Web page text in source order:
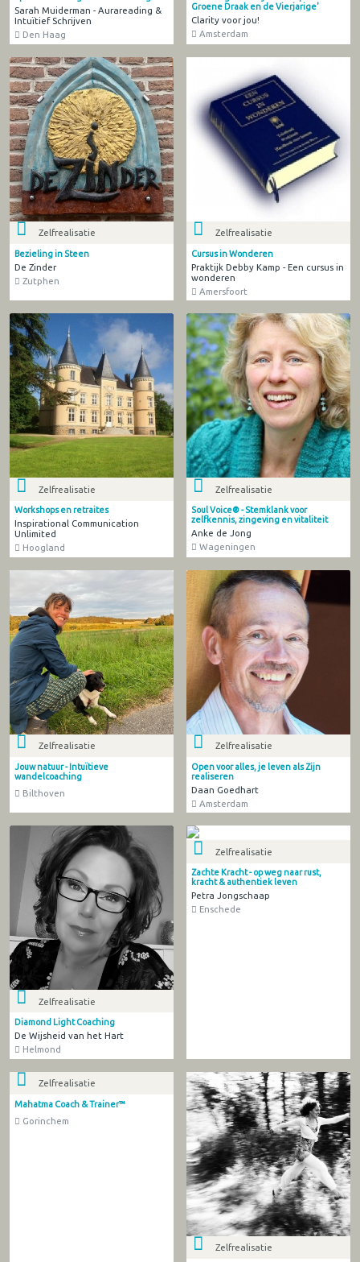
Sarah Muiderman - Aurareading &
Intuïtief Schrijven
Den Haag
Groene Draak en de Vierjarige'
Clarity voor jou!
Amsterdam
Zelfrealisatie
Bezieling in Steen
De Zinder
Zutphen
Zelfrealisatie
Cursus in Wonderen
Praktijk Debby Kamp - Een cursus in
wonderen
Amersfoort
Zelfrealisatie
Workshops en retraites
Inspirational Communication
Unlimited
Hoogland
Zelfrealisatie
Soul Voice® - Stemklank voor
zelfkennis, zingeving en vitaliteit
Anke de Jong
Wageningen
Zelfrealisatie
Jouw natuur - Intuïtieve
wandelcoaching
Bilthoven
Zelfrealisatie
Open voor alles, je leven als Zijn
realiseren
Daan Goedhart
Amsterdam
Zelfrealisatie
Diamond Light Coaching
De Wijsheid van het Hart
Helmond
Zelfrealisatie
Zachte Kracht - op weg naar rust,
kracht & authentiek leven
Petra Jongschaap
Enschede
Zelfrealisatie
Mahatma Coach & Trainer™
Gorinchem
Zelfrealisatie